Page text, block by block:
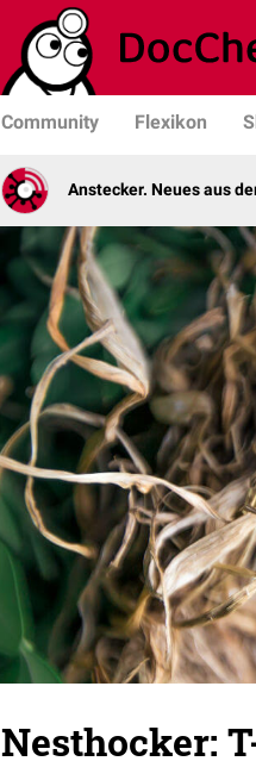
Community Flexikon
Anstecker. Neues aus
Nesthocker: